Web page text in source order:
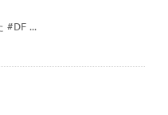
#DF ...